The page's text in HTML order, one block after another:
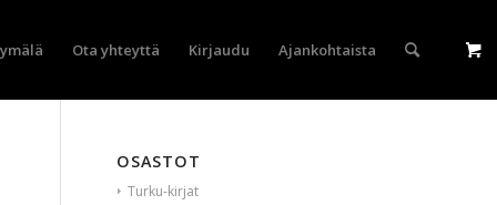
Ota yhteyttä Kirjaudu Ajankohtaista
OSASTOT
Turku-kirjat